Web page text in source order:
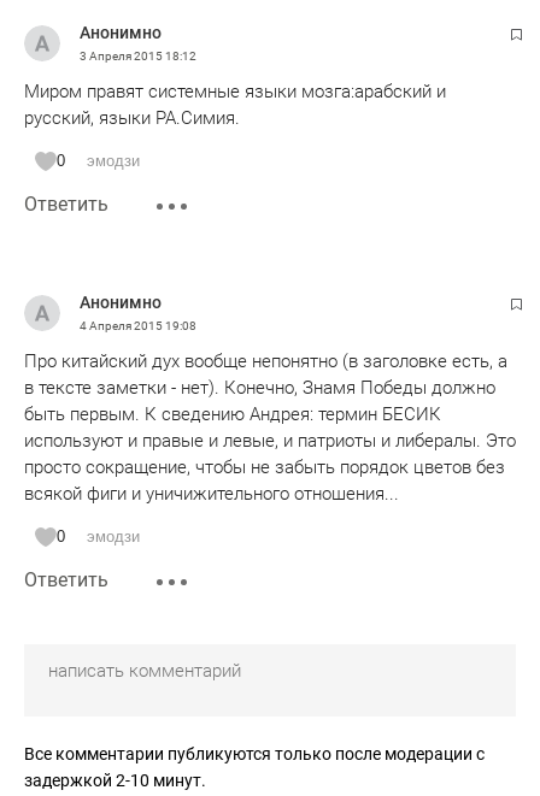
неоднократно менялись идеологии враги друзья понятие
добра и зла все это дискридитирует веру и никакие
ухищерения с криками мы победили фашисты
бандеровцы поднять этот дух не смогут даже репрессии
слова для этой ДЕЯТЕЛЬНОСТИ скорее всего беднее
символов китайской граммоты мной неучем не
менее важны чем последующее восприятие и понимание
(и в том числе и численно-словестно-знаковое восприятие
и понимание в том числе.
понимания (уже как взгляд переводчика и толмоча
ложными, напрасными и даже вредными могут быть и
дела.
Анонимно
3 Апреля 201518:12
Миром правят системные языки мозга:арабский и
русский, языки РА.Симия.
0 эмодзи
Ответить
Анонимно
4 Апреля 201519:08
Про китайский дух вообще непонятно (в заголовке есть, а
в тексте заметки - нет). Конечно, Знамя Победы должно
быть первым. К сведению Андрея: термин БЕСИК
используют и правые и левые, и патриоты и либералы. Это
просто сокращение, чтобы не забыть порядок цветов без
всякой фиги и уничижительного отношения...
0 эмодзи
Ответить
Все комментарии публикуются только после модерации с
задержкой 2-10 минут.